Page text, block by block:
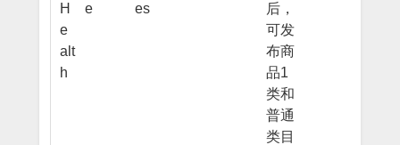
H
e
alt
h
e
es
后，
可发
布商
品1
类和
普通
类目